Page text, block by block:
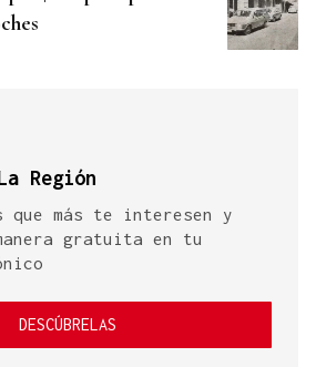
Región
que más te interesen y
gratuita en tu
DESCÚBRELAS